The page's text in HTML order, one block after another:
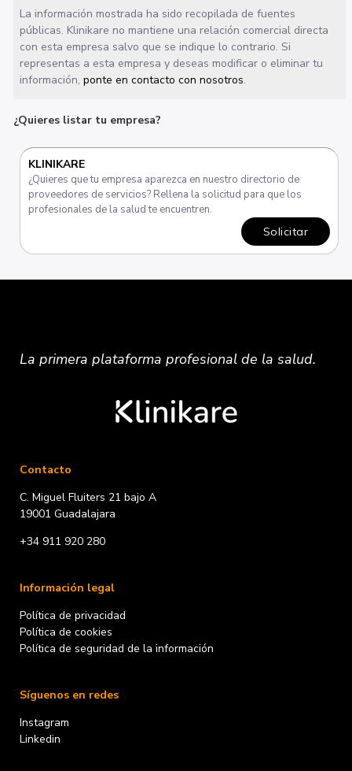
La información mostrada ha sido recopilada de fuentes
públicas. Klinikare no mantiene una relación comercial directa
con esta empresa salvo que se indique lo contrario. Si
representas a esta empresa y deseas modificar o eliminar tu
información,ponte en contacto con nosotros.
¿Quieres listar tu empresa?
KLINIKARE
¿Quieres que tu empresa aparezca en nuestro directorio de
proveedores de servicios? Rellena la solicitud para que los
profesionales de la salud te encuentren.
Solicitar
La primera plataformaprofesionalde la salud.
Contacto
C. Miguel Fluiters 21 bajo A
19001 Guadalajara
+34 911 920 280
Información legal
Política de privacidad
Política de cookies
Política de seguridad de la información
Síguenos en redes
Instagram
Linkedin